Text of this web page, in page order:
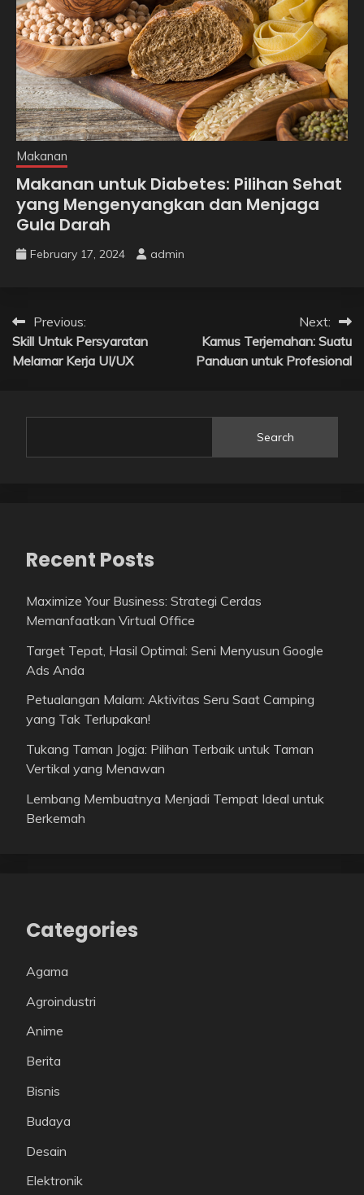
Makanan
Makanan untuk Diabetes: Pilihan Sehat
yang Mengenyangkan dan Menjaga
Gula Darah
February 17, 2024 admin
Post
navigation
Previous:
Skill Untuk Persyaratan
Melamar Kerja UI/UX
Next:
Kamus Terjemahan: Suatu
Panduan untuk Profesional
Search
Recent Posts
Maximize Your Business: Strategi Cerdas
Memanfaatkan Virtual Office
Target Tepat, Hasil Optimal: Seni Menyusun Google
Ads Anda
Petualangan Malam: Aktivitas Seru Saat Camping
yang Tak Terlupakan!
Tukang Taman Jogja: Pilihan Terbaik untuk Taman
Vertikal yang Menawan
Lembang Membuatnya Menjadi Tempat Ideal untuk
Berkemah
Categories
Agama
Agroindustri
Anime
Berita
Bisnis
Budaya
Desain
Elektronik